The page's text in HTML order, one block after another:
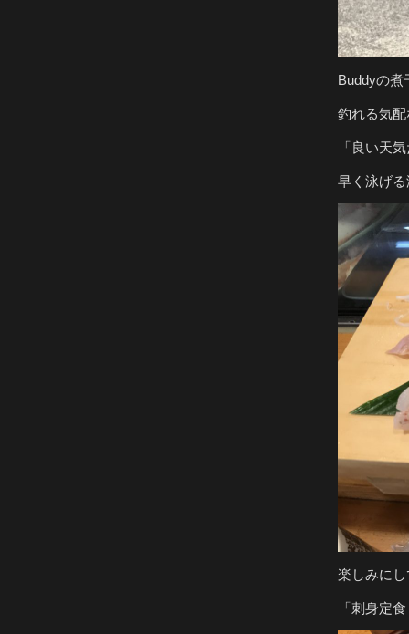
Buddyの煮
釣れる気
「良い天
早く泳げ
楽しみに
「刺身定